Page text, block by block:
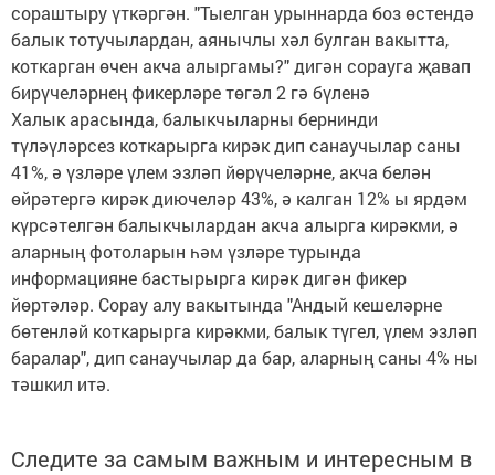
сораштыру үткәргән. "Тыелган урыннарда боз өстендә
балык тотучылардан, аянычлы хәл булган вакытта,
коткарган өчен акча алыргамы?" дигән сорауга җавап
бирүчеләрнең фикерләре төгәл 2 гә бүленә
Халык арасында, балыкчыларны бернинди
түләүләрсез коткарырга кирәк дип санаучылар саны
41%, ә үзләре үлем эзләп йөрүчеләрне, акча белән
өйрәтергә кирәк диючеләр 43%, ә калган 12% ы ярдәм
күрсәтелгән балыкчылардан акча алырга кирәкми, ә
аларның фотоларын һәм үзләре турында
информацияне бастырырга кирәк дигән фикер
йөртәләр. Сорау алу вакытында "Андый кешеләрне
бөтенләй коткарырга кирәкми, балык түгел, үлем эзләп
баралар", дип санаучылар да бар, аларның саны 4% ны
тәшкил итә.
Следите за самым важным и интересным в